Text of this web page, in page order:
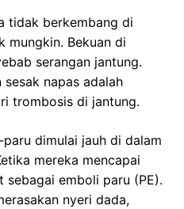
tidak berkembang di
mungkin. Bekuan di
serangan jantung.
napas adalah
trombosis di jantung.
dimulai jauh di dalam
mereka mencapai
sebagai emboli paru (PE).
nyeri dada,